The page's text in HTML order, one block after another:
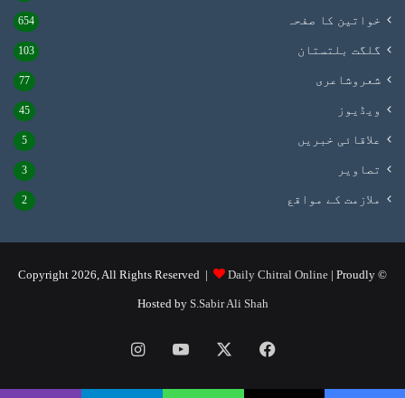
خواتین کا صفحہ 654
گلگت بلتستان 103
شعروشاعری 77
ویڈیوز 45
علاقائی خبریں 5
تصاویر 3
ملازمت کے مواقع 2
© Copyright 2026, All Rights Reserved |
Daily Chitral Online | Proudly
Hosted by S.Sabir Ali Shah
Facebook
YouTube
Instagram